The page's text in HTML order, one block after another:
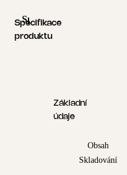
Specifikace produktu
Specifikace
produktu
Základní
údaje
Obsah
Skladování